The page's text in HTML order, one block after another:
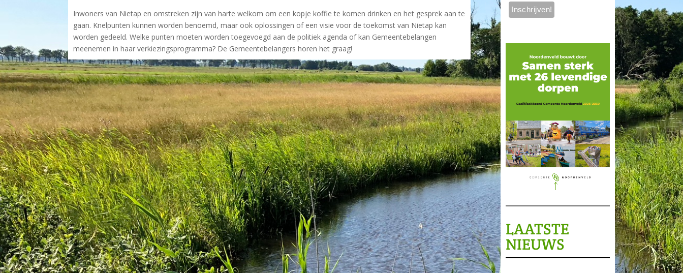
Inwoners van Nietap en omstreken zijn van harte welkom om een kopje koffie te komen drinken en het gesprek aan te
gaan. Knelpunten kunnen worden benoemd, maar ook oplossingen of een visie voor de toekomst van Nietap kan
worden gedeeld. Welke punten moeten worden toegevoegd aan de politiek agenda of kan Gemeentebelangen
meenemen in haar verkiezingsprogramma? De Gemeentebelangers horen het graag!
LAATSTE
NIEUWS